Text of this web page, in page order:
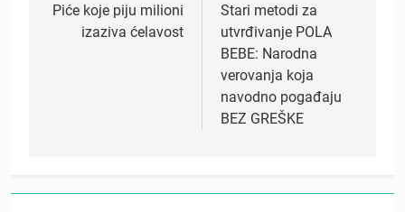
navigation
Piće koje piju milioni
izaziva ćelavost
Stari metodi za
utvrđivanje POLA
BEBE: Narodna
verovanja koja
navodno pogađaju
BEZ GREŠKE